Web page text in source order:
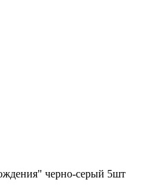
черно-серый 5шт